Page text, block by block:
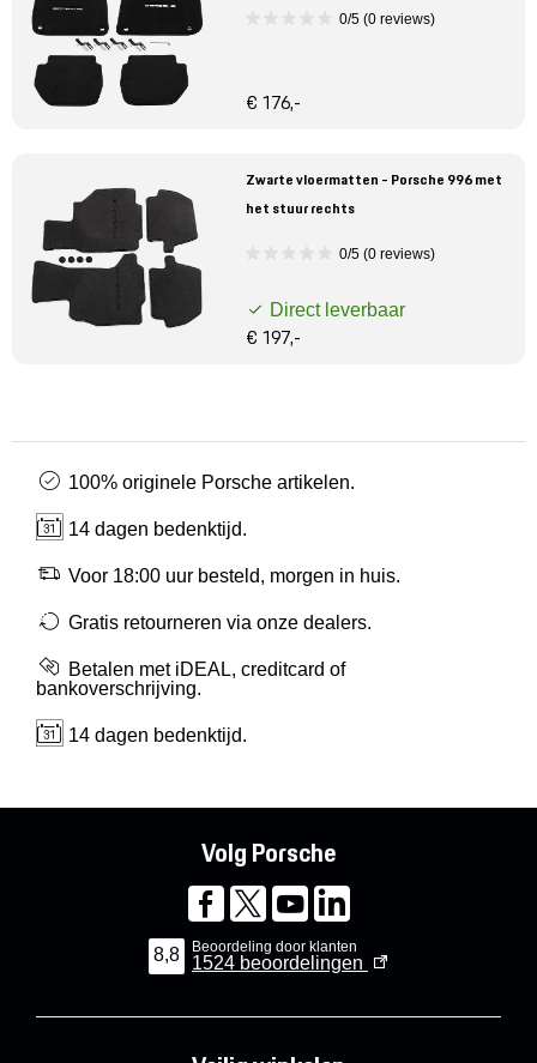
0/5 (0 reviews)
€ 176,-
Zwarte vloermatten - Porsche 996 met
het stuur rechts
0/5 (0 reviews)
Direct leverbaar
€ 197,-
100% originele Porsche artikelen.
14 dagen bedenktijd.
Voor 18:00 uur besteld, morgen in huis.
Gratis retourneren via onze dealers.
Betalen met iDEAL, creditcard of
bankoverschrijving.
14 dagen bedenktijd.
Volg Porsche
8,8 Beoordeling door klanten
1524 beoordelingen